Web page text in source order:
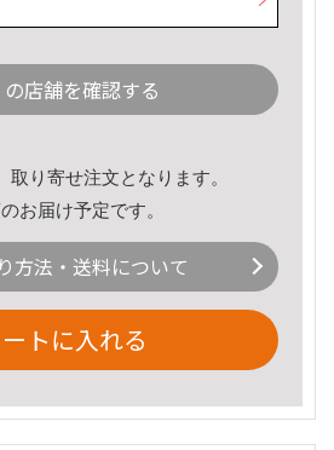
店舗を確認する
取り寄せ注文となります。
お届け予定です。
方法・送料について
トに入れる